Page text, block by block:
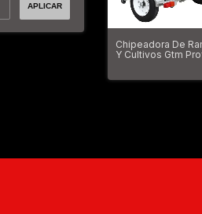
APLICAR
Chipeadora De
Y Cultivos Gtm